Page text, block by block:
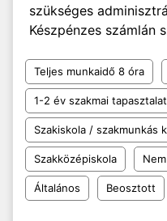
szükséges
Készpénzes számlán
Teljes munkaidő 8 óra
1-2 év szakmai tapasztalat
Szakiskola / szakmunkás
Szakközépiskola
Általános Beosztott